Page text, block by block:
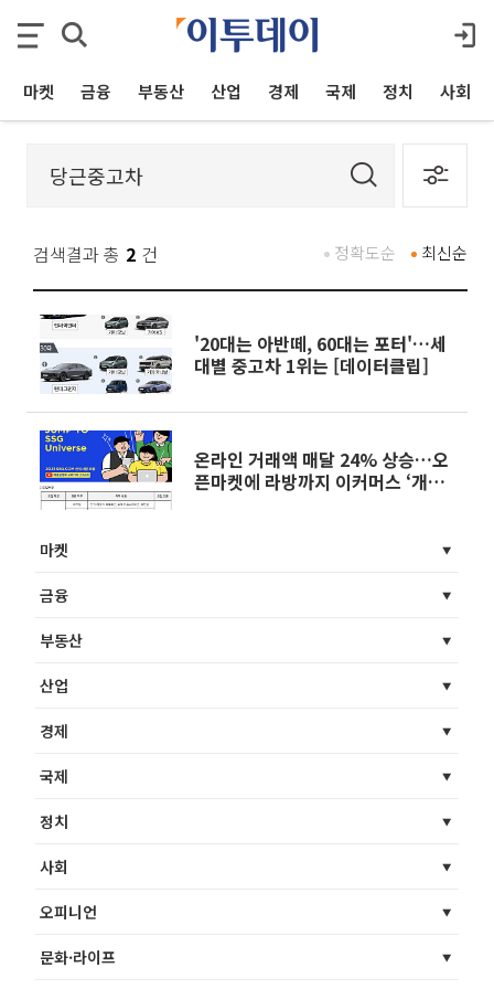
마켓 금융 부동산 산업 경제 국제 정치 사회
검색결과 총 2 건 최신순
정확도순
'20대는 아반떼, 60대는 포터'…세
대별 중고차 1위는 [데이터클립]
온라인 거래액 매달 24% 상승…오
픈마켓에 라방까지 이커머스 ‘개발
마켓
금융
부동산
산업
경제
국제
정치
사회
오피니언
문화·라이프